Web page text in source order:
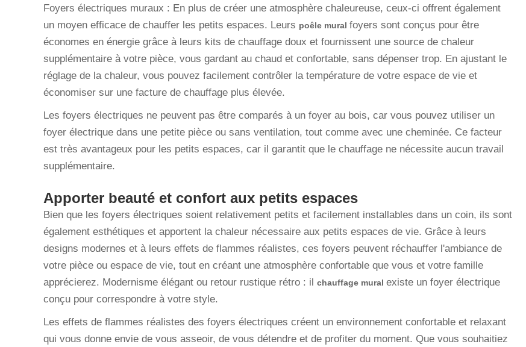
Foyers électriques muraux : En plus de créer une atmosphère chaleureuse, ceux-ci offrent également
un moyen efficace de chauffer les petits espaces. Leurs poêle mural foyers sont conçus pour être
économes en énergie grâce à leurs kits de chauffage doux et fournissent une source de chaleur
supplémentaire à votre pièce, vous gardant au chaud et confortable, sans dépenser trop. En ajustant le
réglage de la chaleur, vous pouvez facilement contrôler la température de votre espace de vie et
économiser sur une facture de chauffage plus élevée.
Les foyers électriques ne peuvent pas être comparés à un foyer au bois, car vous pouvez utiliser un
foyer électrique dans une petite pièce ou sans ventilation, tout comme avec une cheminée. Ce facteur
est très avantageux pour les petits espaces, car il garantit que le chauffage ne nécessite aucun travail
supplémentaire.
Apporter beauté et confort aux petits espaces
Bien que les foyers électriques soient relativement petits et facilement installables dans un coin, ils sont
également esthétiques et apportent la chaleur nécessaire aux petits espaces de vie. Grâce à leurs
designs modernes et à leurs effets de flammes réalistes, ces foyers peuvent réchauffer l'ambiance de
votre pièce ou espace de vie, tout en créant une atmosphère confortable que vous et votre famille
apprécierez. Modernisme élégant ou retour rustique rétro : il chauffage mural existe un foyer électrique
conçu pour correspondre à votre style.
Les effets de flammes réalistes des foyers électriques créent un environnement confortable et relaxant
qui vous donne envie de vous asseoir, de vous détendre et de profiter du moment. Que vous souhaitiez